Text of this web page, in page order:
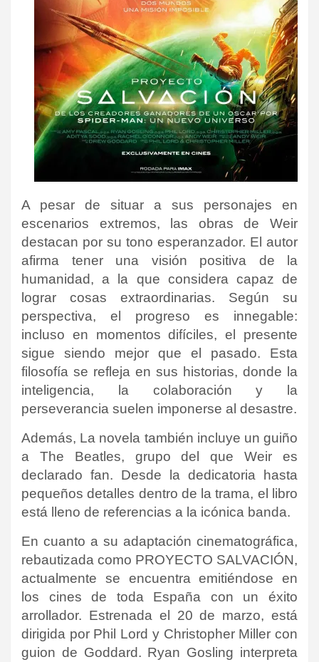
A pesar de situar a sus personajes en
escenarios extremos, las obras de Weir
destacan por su tono esperanzador. El autor
afirma tener una visión positiva de la
humanidad, a la que considera capaz de
lograr cosas extraordinarias. Según su
perspectiva, el progreso es innegable:
incluso en momentos difíciles, el presente
sigue siendo mejor que el pasado. Esta
filosofía se refleja en sus historias, donde la
inteligencia, la colaboración y la
perseverancia suelen imponerse al desastre.
Además, La novela también incluye un guiño
a The Beatles, grupo del que Weir es
declarado fan. Desde la dedicatoria hasta
pequeños detalles dentro de la trama, el libro
está lleno de referencias a la icónica banda.
En cuanto a su adaptación cinematográfica,
rebautizada como PROYECTO SALVACIÓN,
actualmente se encuentra emitiéndose en
los cines de toda España con un éxito
arrollador. Estrenada el 20 de marzo, está
dirigida por Phil Lord y Christopher Miller con
guion de Goddard. Ryan Gosling interpreta